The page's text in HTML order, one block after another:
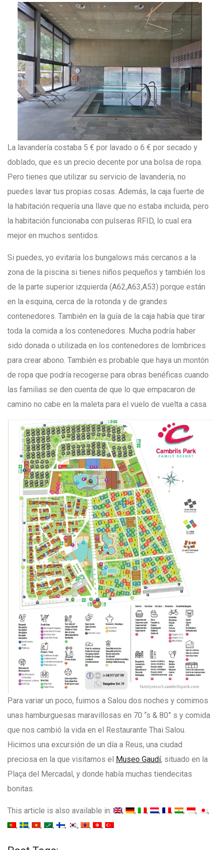
La lavandería costaba 5 € por lavado o 6 € por secado y
doblado, que es un precio decente por una bolsa de ropa.
Pero tienes que utilizar su servicio de lavandería, no
puedes lavar tus propias cosas. Además, la caja fuerte de
la habitación requería una llave que no estaba incluida, pero
la habitación funcionaba con pulseras RFID, lo cual era
mejor en muchos sentidos.
Si puedes, yo evitaría los bungalows más cercanos a la
zona de la piscina si tienes niños pequeños y también los
de la parte superior izquierda (A62,A63,A53) porque están
en la esquina, cerca de la rotonda y de grandes
contenedores. También en la guía de la caja había que tirar
toda la comida a los contenedores. Mucha podría haber
sido donada o utilizada en los contenedores de lombrices
para crear abono. También es probable que haya un montón
de ropa que podría recogerse para obras benéficas cuando
las familias se den cuenta de que lo que empacaron de
camino no cabe en la maleta para el vuelo de vuelta a casa.
Para variar un poco, fuimos a Salou dos noches y comimos
unas hamburguesas maravillosas en 70 “s & 80” s y comida
que nos cambió la vida en el Restaurante Thai Salou.
Hicimos una excursión de un día a Reus, una ciudad
preciosa en la que visitamos el
Museo Gaudí, situado en la
Plaça del Mercadal, y donde había muchas tiendecitas
bonitas.
This article is also available in: